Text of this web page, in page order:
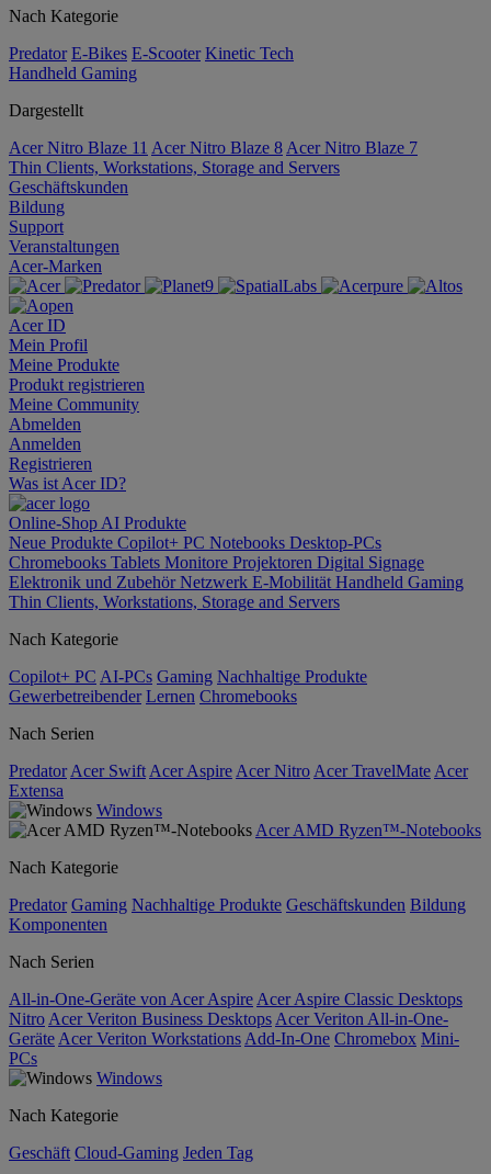
Nach Kategorie
Predator E-Bikes E-Scooter Kinetic Tech
Handheld Gaming
Dargestellt
Acer Nitro Blaze 11 Acer Nitro Blaze 8 Acer Nitro Blaze 7
Thin Clients, Workstations, Storage and Servers
Geschäftskunden
Bildung
Support
Veranstaltungen
Acer-Marken
Acer ID
Mein Profil
Meine Produkte
Produkt registrieren
Meine Community
Abmelden
Anmelden
Registrieren
Was ist Acer ID?
Online-Shop AI Produkte
Neue Produkte Copilot+ PC Notebooks Desktop-PCs
Chromebooks Tablets Monitore Projektoren Digital Signage
Elektronik und ZubehörNetzwerk E-Mobilität Handheld Gaming
Thin Clients, Workstations, Storage and Servers
Nach Kategorie
Copilot+ PC AI-PCs Gaming Nachhaltige Produkte
Gewerbetreibender Lernen Chromebooks
Nach Serien
Predator Acer Swift Acer Aspire Acer Nitro Acer TravelMate Acer
Extensa
Windows
Acer AMD Ryzen™-Notebooks
Nach Kategorie
Predator Gaming Nachhaltige Produkte Geschäftskunden Bildung
Komponenten
Nach Serien
All-in-One-Geräte von Acer Aspire Acer Aspire Classic Desktops
Nitro Acer Veriton Business Desktops Acer Veriton All-in-One-
Geräte Acer Veriton Workstations Add-In-One Chromebox Mini-
PCs
Windows
Nach Kategorie
Geschäft Cloud-Gaming Jeden Tag